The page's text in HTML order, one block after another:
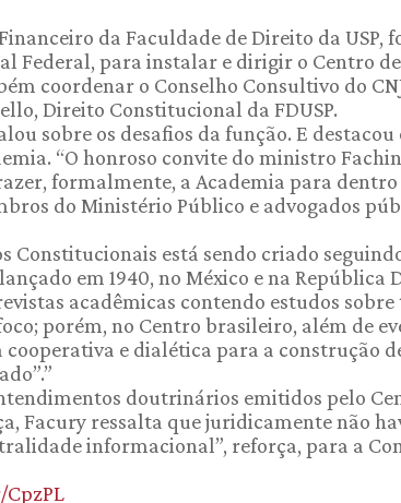
da Faculdade de Direito da USP,
Federal, para instalar e dirigir o Centro
coordenar o Conselho Consultivo do
Direito Constitucional da FDUSP.
sobre os desafios da função. E destacou
“O honroso convite do ministro
formalmente, a Academia para
do Ministério Público e advogados
Constitucionais está sendo criado
em 1940, no México e na República
acadêmicas contendo estudos sobre
porém, no Centro brasileiro, além de
e dialética para a construção
doutrinários emitidos pelo
Facury ressalta que juridicamente não
informacional”, reforça, para a